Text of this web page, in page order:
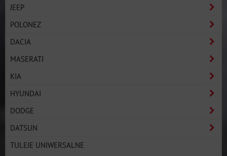
JEEP
POLONEZ
DACIA
MASERATI
KIA
HYUNDAI
DODGE
DATSUN
TULEJE UNIWERSALNE